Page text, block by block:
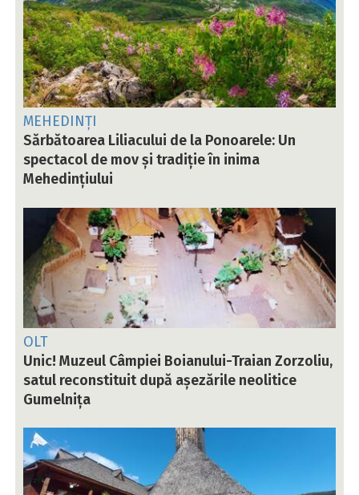
MEHEDINȚI
Sărbătoarea Liliacului de la Ponoarele: Un
spectacol de mov și tradiție în inima
Mehedințiului
OLT
Unic! Muzeul Câmpiei Boianului-Traian Zorzoliu,
satul reconstituit după așezările neolitice
Gumelnița